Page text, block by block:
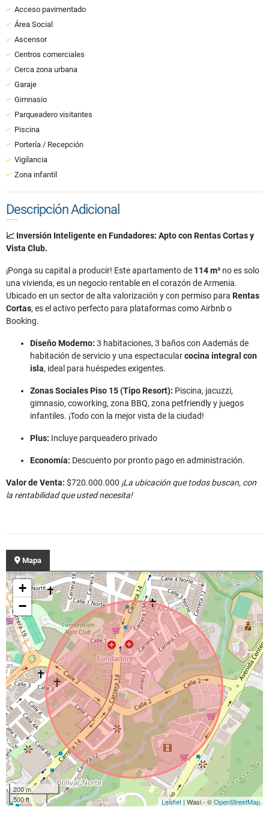
Acceso pavimentado
Área Social
Ascensor
Centros comerciales
Cerca zona urbana
Garaje
Gimnasio
Parqueadero visitantes
Piscina
Portería / Recepción
Vigilancia
Zona infantil
Descripción Adicional
📈 Inversión Inteligente en Fundadores: Apto con Rentas Cortas y
Vista Club.
¡Ponga su capital a producir! Este apartamento de 114 m² no es solo
una vivienda, es un negocio rentable en el corazón de Armenia.
Ubicado en un sector de alta valorización y con permiso para Rentas
Cortas, es el activo perfecto para plataformas como Airbnb o
Booking.
Diseño Moderno: 3 habitaciones, 3 baños con Aademás de
habitación de servicio y una espectacularcocina integral con
isla, ideal para huéspedes exigentes.
Zonas Sociales Piso 15 (Tipo Resort): Piscina, jacuzzi,
gimnasio, coworking, zona BBQ, zona petfriendly y juegos
infantiles. ¡Todo con la mejor vista de la ciudad!
Plus: Incluye parqueadero privado
Economía: Descuento por pronto pago en administración.
Valor de Venta: $720.000.000 ¡La ubicación que todos buscan, con
la rentabilidad que usted necesita!
Mapa
+
−
200 m
500 ft
Leaflet | Wasi - ©OpenStreetMap